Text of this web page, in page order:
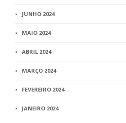
JUNHO 2024
MAIO 2024
ABRIL 2024
MARÇO 2024
FEVEREIRO 2024
JANEIRO 2024